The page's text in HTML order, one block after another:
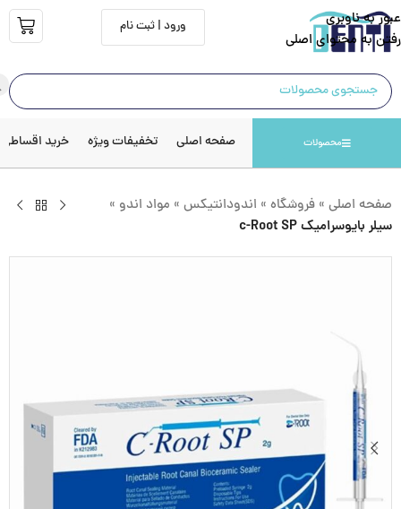
عبور به ناوبری
رفتن به محتوای اصلی
ورود | ثبت نام
محصولات صفحه اصلی تخفیفات ویژه خرید اقساطی
صفحه اصلی » فروشگاه » اندودانتیکس » مواد اندو »
سیلر بایوسرامیک c-Root SP